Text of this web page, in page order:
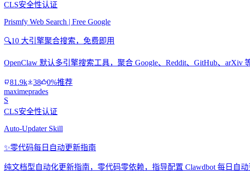
CLS安全性认证
Prismfy Web Search | Free Google
🔍10 大引擎聚合搜索，免费即用
OpenClaw 默认多引擎搜索工具，聚合 Google、Reddit、GitHub、arXiv
81.9k 38
0%推荐
maximeprades
S
CLS安全性认证
Auto-Updater Skill
✨零代码每日自动更新指南
纯文档型自动化更新指南，零代码零依赖，指导配置 Clawdbot 每日自动